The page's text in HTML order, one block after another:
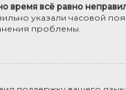
время всё равно
указали часовой
проблемы.